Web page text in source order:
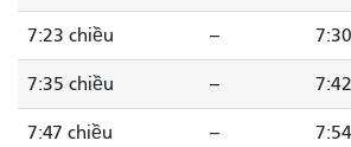
7:23 chiều --
7:35 chiều --
7:47 chiều --